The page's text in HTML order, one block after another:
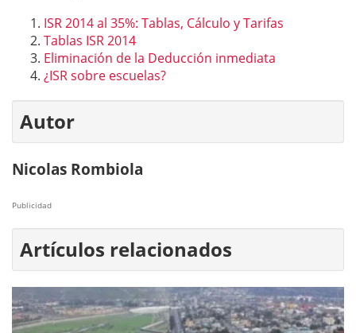
ISR 2014 al 35%: Tablas, Cálculo y Tarifas
Tablas ISR 2014
Eliminación de la Deducción inmediata
¿ISR sobre escuelas?
Autor
Nicolas Rombiola
Publicidad
Artículos relacionados